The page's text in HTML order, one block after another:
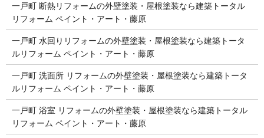
一戸町 断熱リフォームの外壁塗装・屋根塗装なら建築トータル
リフォーム ペイント・アート・藤原
一戸町 水回りリフォームの外壁塗装・屋根塗装なら建築トータ
ルリフォーム ペイント・アート・藤原
一戸町 洗面所 リフォームの外壁塗装・屋根塗装なら建築トータ
ルリフォーム ペイント・アート・藤原
一戸町 浴室 リフォームの外壁塗装・屋根塗装なら建築トータル
リフォーム ペイント・アート・藤原